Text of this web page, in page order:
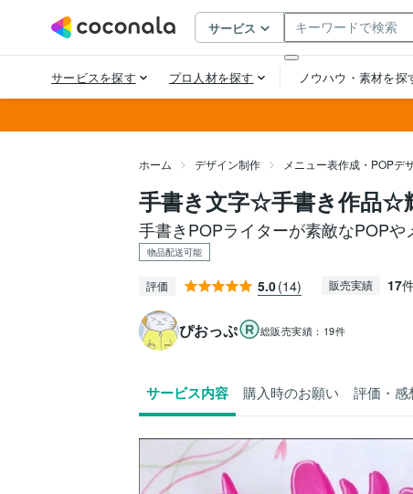
ホーム デザイン制作 メニュー表作成・POPデ
手書き文字☆手書き作品☆
手書きPOPライターが素敵なPOPや
物品配送可能
評価 5.0(14) 販売実績 17
ぴおっぷ 総販売実績： 19件
サービス内容 購入時のお願い 評価・感